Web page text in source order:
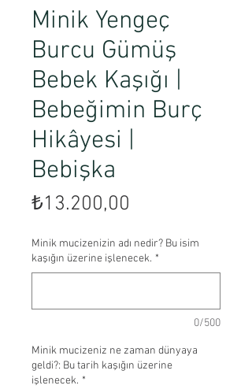
Minik Yengeç
Burcu Gümüş
Bebek Kaşığı |
Bebeğimin Burç
Hikâyesi |
Bebişka
₺13.200,00
Minik mucizenizin adı nedir? Bu isim
kaşığın üzerine işlenecek. *
0/500
Minik mucizeniz ne zaman dünyaya
geldi?: Bu tarih kaşığın üzerine
işlenecek. *